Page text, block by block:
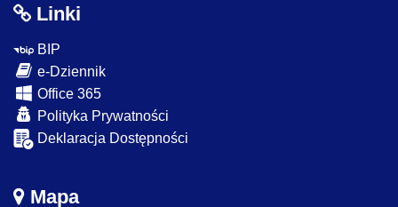
Linki
BIP
e-Dziennik
Office 365
Polityka Prywatności
Deklaracja Dostępności
Mapa